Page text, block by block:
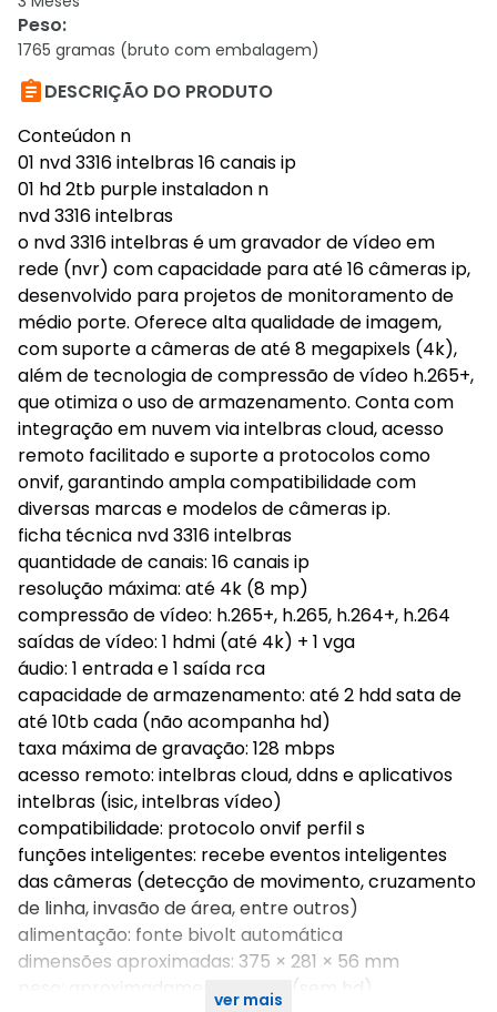
Peso:
1765 gramas (bruto com embalagem)
DESCRIÇÃO DO PRODUTO
Conteúdon n
01 nvd 3316 intelbras 16 canais ip
01 hd 2tb purple instaladon n
nvd 3316 intelbras
o nvd 3316 intelbras é um gravador de vídeo em
rede (nvr) com capacidade para até 16 câmeras ip,
desenvolvido para projetos de monitoramento de
médio porte. Oferece alta qualidade de imagem,
com suporte a câmeras de até 8 megapixels (4k),
além de tecnologia de compressão de vídeo h.265+,
que otimiza o uso de armazenamento. Conta com
integração em nuvem via intelbras cloud, acesso
remoto facilitado e suporte a protocolos como
onvif, garantindo ampla compatibilidade com
diversas marcas e modelos de câmeras ip.
ficha técnica nvd 3316 intelbras
quantidade de canais: 16 canais ip
resolução máxima: até 4k (8 mp)
compressão de vídeo: h.265+, h.265, h.264+, h.264
saídas de vídeo: 1 hdmi (até 4k) + 1 vga
áudio: 1 entrada e 1 saída rca
capacidade de armazenamento: até 2 hdd sata de
até 10tb cada (não acompanha hd)
taxa máxima de gravação: 128 mbps
acesso remoto: intelbras cloud, ddns e aplicativos
intelbras (isic, intelbras vídeo)
compatibilidade: protocolo onvif perfil s
funções inteligentes: recebe eventos inteligentes
das câmeras (detecção de movimento, cruzamento
de linha, invasão de área, entre outros)
alimentação: fonte bivolt automática
dimensões aproximadas: 375 × 281 × 56 mm
peso: aproximadamente 2,5 kg (sem hd)
ver mais